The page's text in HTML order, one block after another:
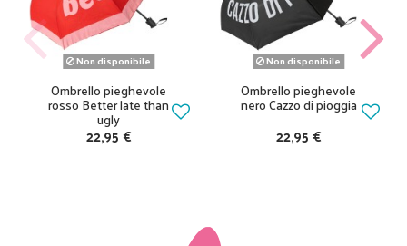
Non disponibile
Ombrello pieghevole
rosso Better late than
ugly
22,95 €
Non disponibile
Ombrello pieghevole
nero Cazzo di pioggia
22,95 €